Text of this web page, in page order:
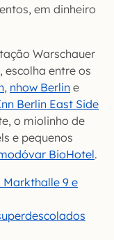
em dinheiro
Warschauer
escolha entre os
, nhow Berlin e
Berlin East Side
o miolinho de
e pequenos
BioHotel.
9 e